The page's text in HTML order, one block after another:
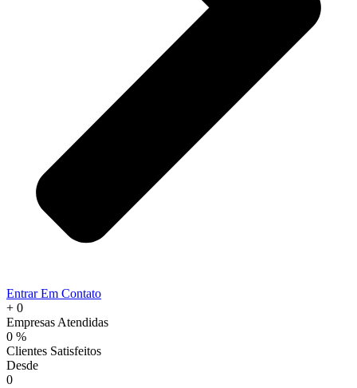
Entrar Em Contato
+ 0
Empresas Atendidas
0 %
Clientes Satisfeitos
Desde
0